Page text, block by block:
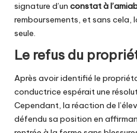
signature d’un constat à
remboursements, et sans cela,
seule.
Le refus du
Après avoir identifié le
conductrice espérait une
Cependant, la réaction de
défendu sa position en